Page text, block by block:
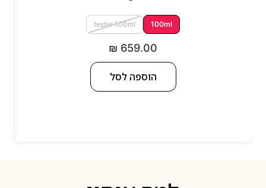
100ml
tester 100ml
₪ 659.00
הוספה לסל